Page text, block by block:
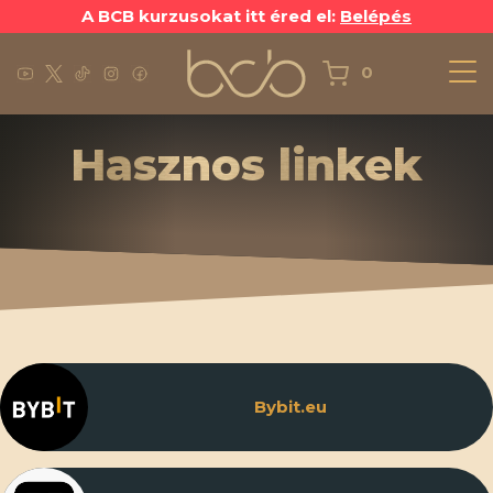
A BCB kurzusokat itt éred el: Belépés
0
Hasznos linkek
Bybit.eu